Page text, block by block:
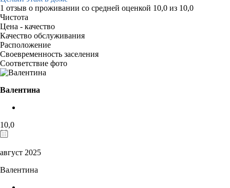
1 отзыв о проживании со средней оценкой 10,0 из 10,0
Чистота
Цена - качество
Качество обслуживания
Расположение
Своевременность заселения
Соответствие фото
Валентина
10,0
август 2025
Валентина